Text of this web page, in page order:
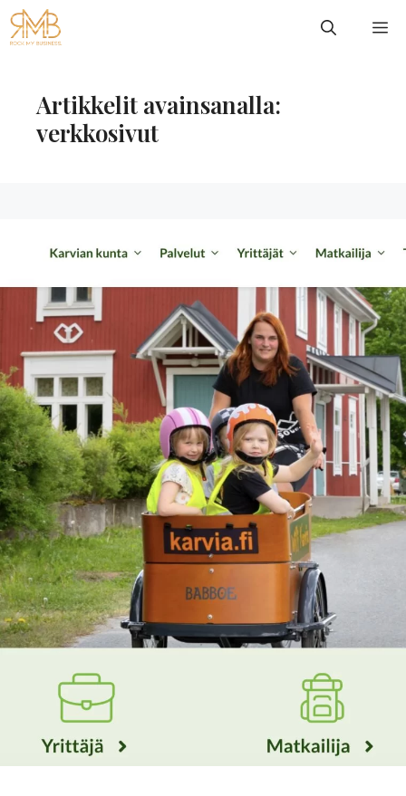
Siirry
sisältöön
Artikkelit avainsanalla:
verkkosivut